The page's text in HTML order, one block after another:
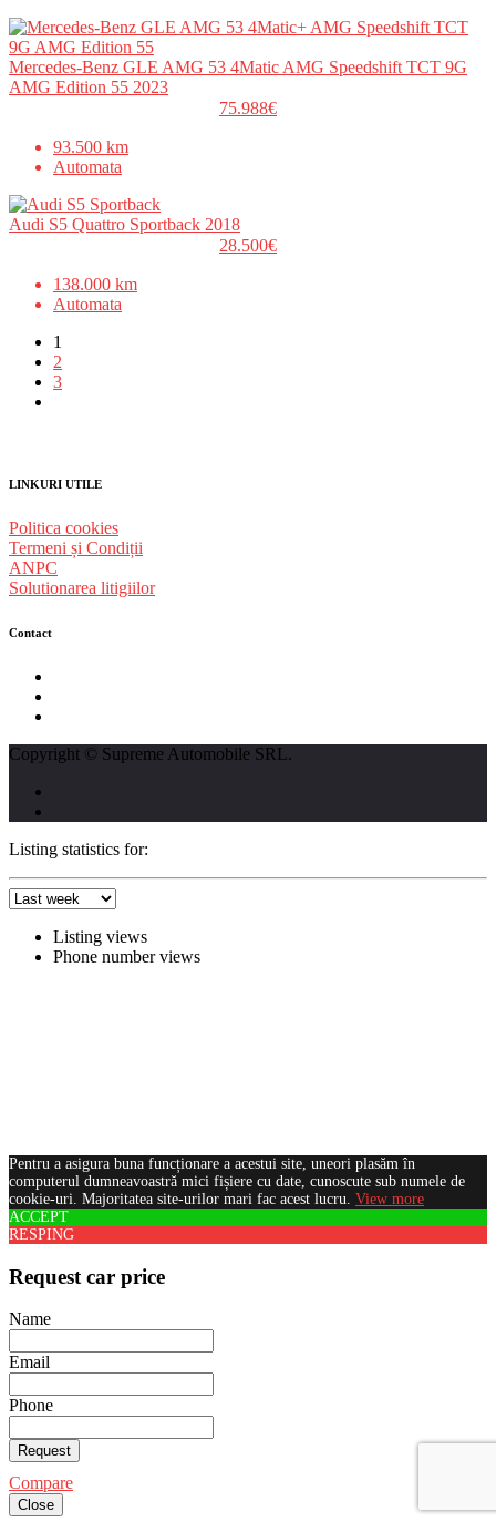
75.988€
Mercedes-Benz GLE AMG 53 4Matic AMG Speedshift TCT 9G
AMG Edition 55 2023
93.500 km
Automata
28.500€
Audi S5 Quattro Sportback 2018
138.000 km
Automata
1
2
3
LINKURI UTILE
Politica cookies
Termeni și Condiții
ANPC
Solutionarea litigiilor
Contact
Copyright © Supreme Automobile SRL.
Listing statistics for:
Listing views
Phone number views
Pentru a asigura buna funcționare a acestui site, uneori plasăm în
computerul dumneavoastră mici fișiere cu date, cunoscute sub numele de
cookie-uri. Majoritatea site-urilor mari fac acest lucru. View more
ACCEPT
RESPING
Request car price
Name
Email
Phone
Request
Compare
Close